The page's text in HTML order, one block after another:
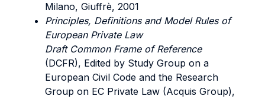
Milano, Giuffrè, 2001
Principles, Definitions and Model Rules of
European Private Law
Draft Common Frame of Reference
(DCFR), Edited by Study Group on a
European Civil Code and the Research
Group on EC Private Law (Acquis Group),